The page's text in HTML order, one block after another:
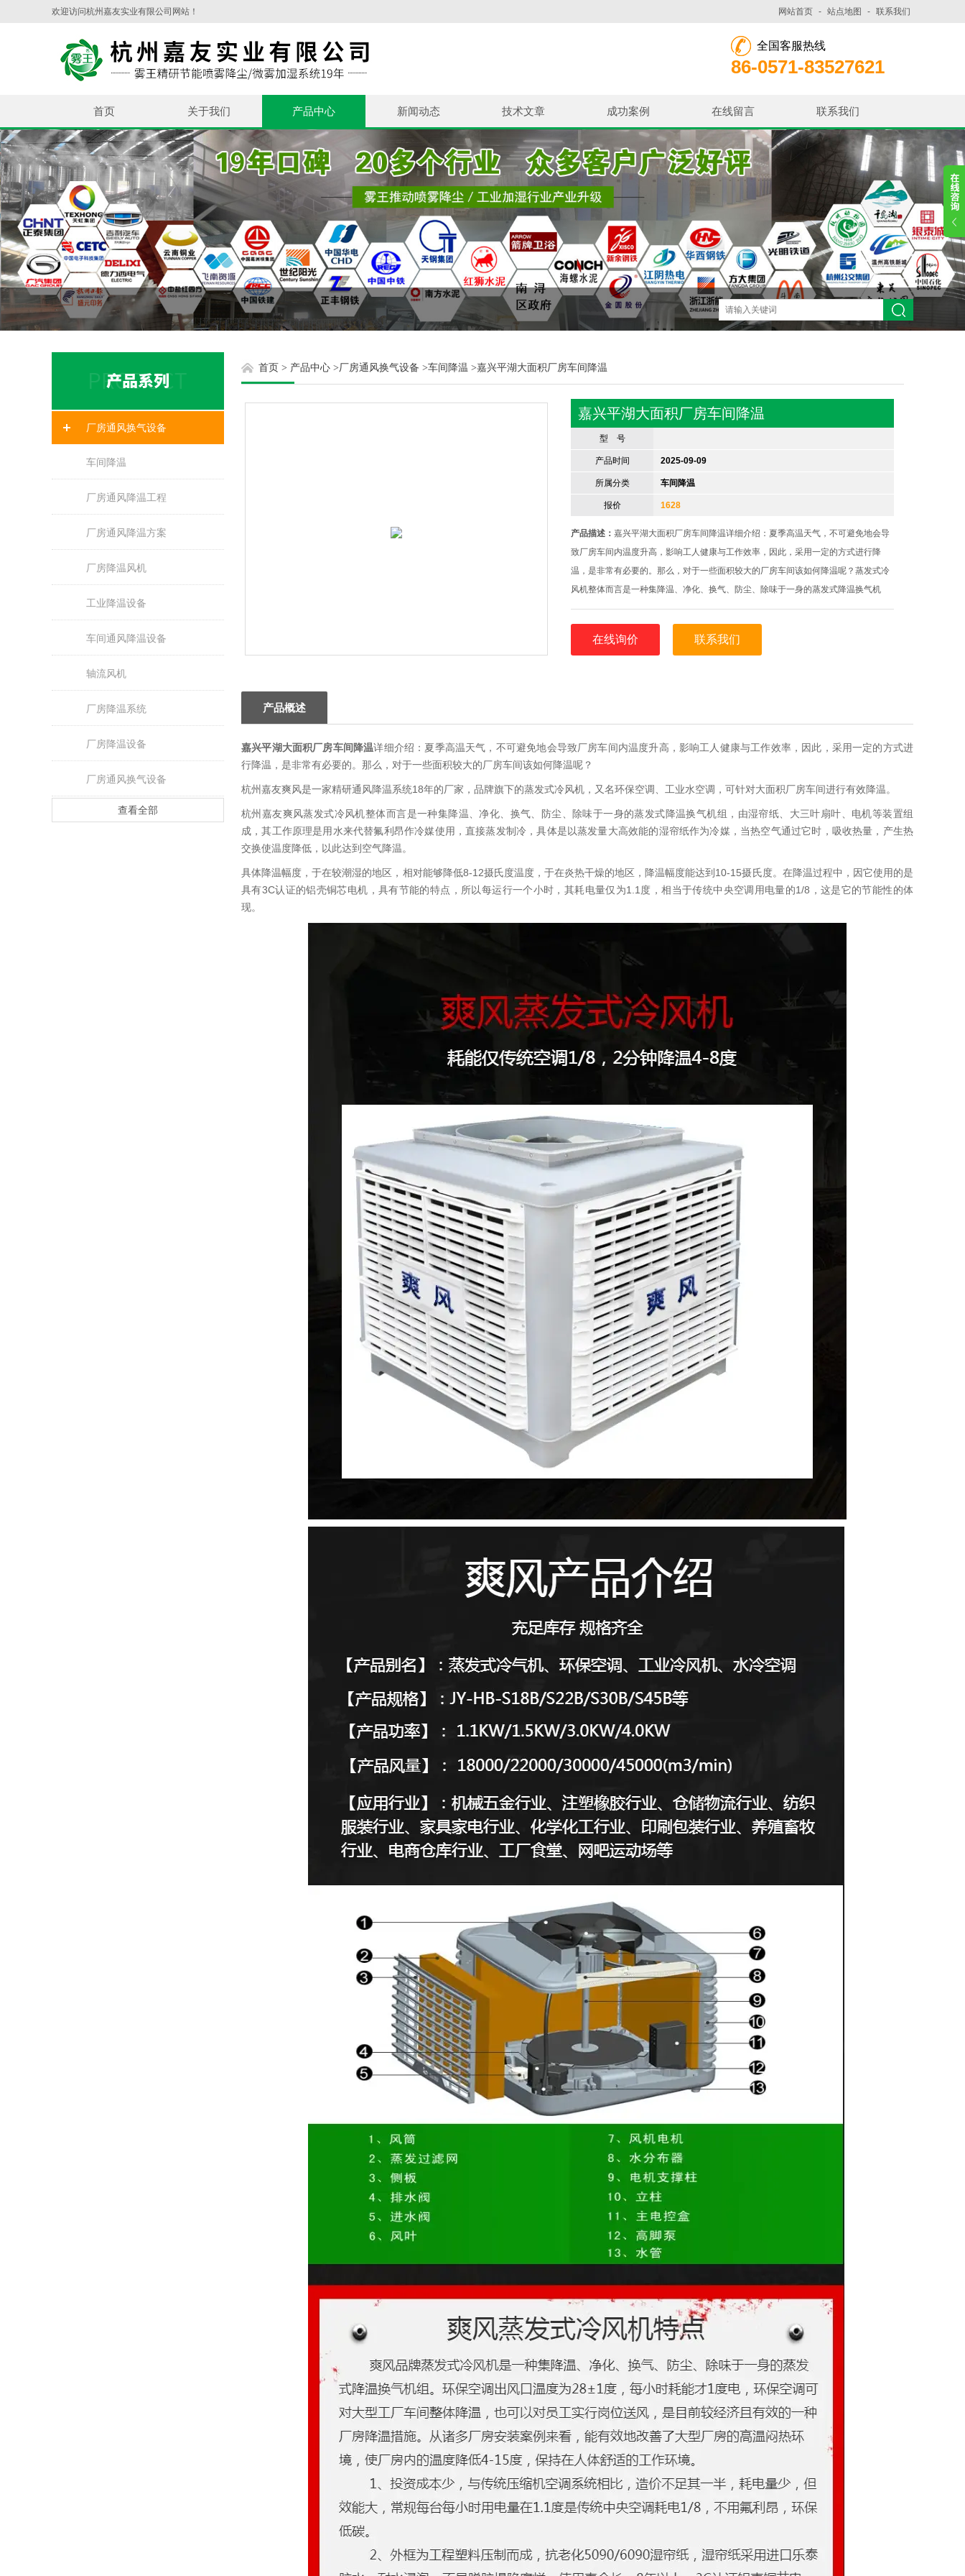
欢迎访问杭州嘉友实业有限公司网站！ 网站首页 - 站点地图 - 联系我们
全国客服热线
86-0571-83527621
首页 关于我们 产品中心 新闻动态 技术文章 成功案例 在线留言 联系我们
厂房通风换气设备
车间降温
厂房通风降温工程
厂房通风降温方案
厂房降温风机
工业降温设备
车间通风降温设备
轴流风机
厂房降温系统
厂房降温设备
厂房通风换气设备
查看全部
首页 > 产品中心 >厂房通风换气设备 >车间降温 >嘉兴平湖大面积厂房车间降温
嘉兴平湖大面积厂房车间降温
型 号
产品时间 2025-09-09
所属分类 车间降温
报价 1628
产品描述：嘉兴平湖大面积厂房车间降温详细介绍：夏季高温天气，不可避免地会导
致厂房车间内温度升高，影响工人健康与工作效率，因此，采用一定的方式进行降
温，是非常有必要的。那么，对于一些面积较大的厂房车间该如何降温呢？蒸发式冷
风机整体而言是一种集降温、净化、换气、防尘、除味于一身的蒸发式降温换气机
组，由湿帘纸、大三叶扇叶、电机等装置组成，其工作原理是用水来代替氟利昂作冷
媒使用，直接蒸发制冷，具体是以蒸发量大高效能
在线询价 联系我们
产品概述
嘉兴平湖大面积厂房车间降温详细介绍：夏季高温天气，不可避免地会导致厂房车间内温度升高，影响工人健康与工作效率，因此，采用一定的方式进
行降温，是非常有必要的。那么，对于一些面积较大的厂房车间该如何降温呢？
杭州嘉友爽风是一家精研通风降温系统18年的厂家，品牌旗下的蒸发式冷风机，又名环保空调、工业水空调，可针对大面积厂房车间进行有效降温。
杭州嘉友爽风蒸发式冷风机整体而言是一种集降温、净化、换气、防尘、除味于一身的蒸发式降温换气机组，由湿帘纸、大三叶扇叶、电机等装置组
成，其工作原理是用水来代替氟利昂作冷媒使用，直接蒸发制冷，具体是以蒸发量大高效能的湿帘纸作为冷媒，当热空气通过它时，吸收热量，产生热
交换使温度降低，以此达到空气降温。
具体降温幅度，于在较潮湿的地区，相对能够降低8-12摄氏度温度，于在炎热干燥的地区，降温幅度能达到10-15摄氏度。在降温过程中，因它使用的是
具有3C认证的铝壳铜芯电机，具有节能的特点，所以每运行一个小时，其耗电量仅为1.1度，相当于传统中央空调用电量的1/8，这是它的节能性的体
现。